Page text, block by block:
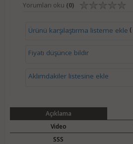
Yorumları oku (0)
Ürünü karşılaştırma listeme ekle (
Fiyatı düşünce bildir
Aklımdakiler listesine ekle
Açıklama
Video
SSS